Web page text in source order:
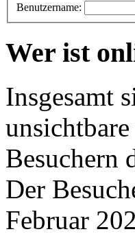
Benutzername:
Wer ist
Insgesamt
Besuchern
Der
Februar